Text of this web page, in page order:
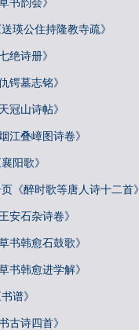
瑛公住持隆教寺疏》
绝诗册》
锷墓志铭》
冠山诗帖》
江叠嶂图诗卷》
阳歌》
《醉时歌等唐人诗十二首》
安石杂诗卷》
书韩愈石鼓歌》
书韩愈进学解》
谱》
古诗四首》